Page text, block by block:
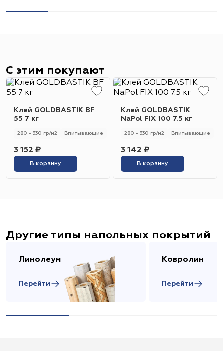
С этим покупают
Клей GOLDBASTIK BF
55 7 кг
280 - 330 гр/м2 Впитывающие
3 152 ₽
В корзину
Клей GOLDBASTIK
NaPol FIX 100 7.5 кг
280 - 330 гр/м2 Впитывающие
3 142 ₽
В корзину
Другие типы напольных покрытий
Линолеум
Перейти
Ковролин
Перейти